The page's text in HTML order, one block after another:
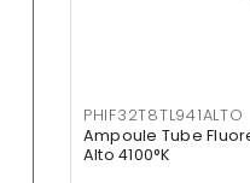
PHIF32T8TL941ALTO
Ampoule Tube
Alto 4100°K